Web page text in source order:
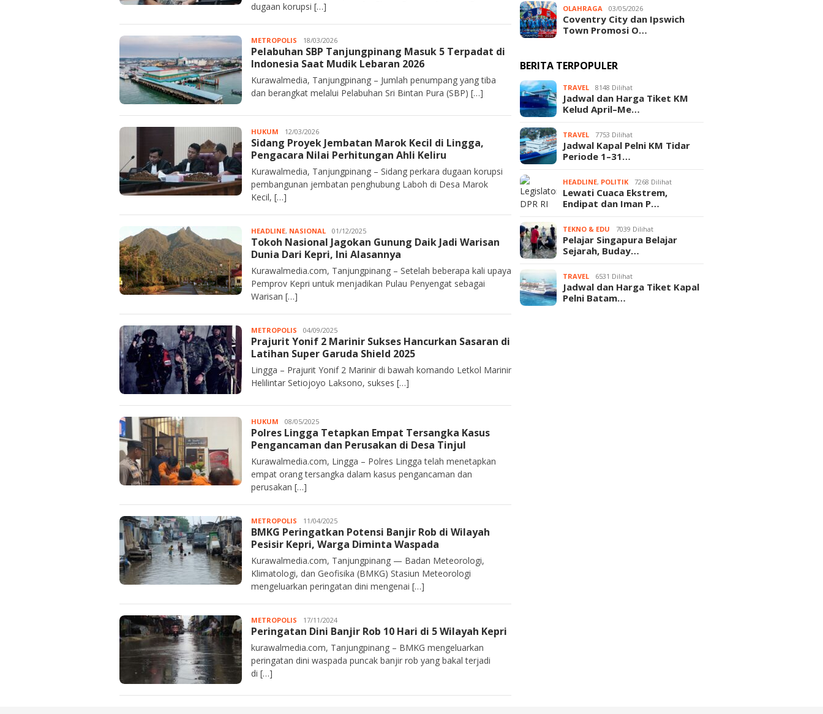
dugaan korupsi […]
METROPOLIS Kurawalmedia
18/03/2026
Pelabuhan SBP Tanjungpinang Masuk 5 Terpadat di
Indonesia Saat Mudik Lebaran 2026
Kurawalmedia, Tanjungpinang – Jumlah penumpang yang tiba
dan berangkat melalui Pelabuhan Sri Bintan Pura (SBP) […]
HUKUM Kurawalmedia
12/03/2026
Sidang Proyek Jembatan Marok Kecil di Lingga,
Pengacara Nilai Perhitungan Ahli Keliru
Kurawalmedia, Tanjungpinang – Sidang perkara dugaan korupsi
pembangunan jembatan penghubung Laboh di Desa Marok
Kecil, […]
HEADLINE, NASIONAL
Rahim
01/12/2025
Tokoh Nasional Jagokan Gunung Daik Jadi Warisan
Dunia Dari Kepri, Ini Alasannya
Kurawalmedia.com, Tanjungpinang – Setelah beberapa kali upaya
Pemprov Kepri untuk menjadikan Pulau Penyengat sebagai
Warisan […]
METROPOLIS Kurawalmedia
04/09/2025
Prajurit Yonif 2 Marinir Sukses Hancurkan Sasaran di
Latihan Super Garuda Shield 2025
Lingga – Prajurit Yonif 2 Marinir di bawah komando Letkol Marinir
Helilintar Setiojoyo Laksono, sukses […]
HUKUM Kurawalmedia
08/05/2025
Polres Lingga Tetapkan Empat Tersangka Kasus
Pengancaman dan Perusakan di Desa Tinjul
Kurawalmedia.com, Lingga – Polres Lingga telah menetapkan
empat orang tersangka dalam kasus pengancaman dan
perusakan […]
METROPOLIS Kurawalmedia
11/04/2025
BMKG Peringatkan Potensi Banjir Rob di Wilayah
Pesisir Kepri, Warga Diminta Waspada
Kurawalmedia.com, Tanjungpinang — Badan Meteorologi,
Klimatologi, dan Geofisika (BMKG) Stasiun Meteorologi
mengeluarkan peringatan dini mengenai […]
METROPOLIS Kurawalmedia
17/11/2024
Peringatan Dini Banjir Rob 10 Hari di 5 Wilayah Kepri
kurawalmedia.com, Tanjungpinang – BMKG mengeluarkan
peringatan dini waspada puncak banjir rob yang bakal terjadi
di […]
OLAHRAGA 03/05/2026
Coventry City dan Ipswich
Town Promosi O…
BERITA TERPOPULER
TRAVEL 8148 Dilihat
Jadwal dan Harga Tiket KM
Kelud April–Me…
TRAVEL 7753 Dilihat
Jadwal Kapal Pelni KM Tidar
Periode 1–31…
HEADLINE, POLITIK 7268 Dilihat
Lewati Cuaca Ekstrem,
Endipat dan Iman P…
TEKNO & EDU 7039 Dilihat
Pelajar Singapura Belajar
Sejarah, Buday…
TRAVEL 6531 Dilihat
Jadwal dan Harga Tiket Kapal
Pelni Batam…